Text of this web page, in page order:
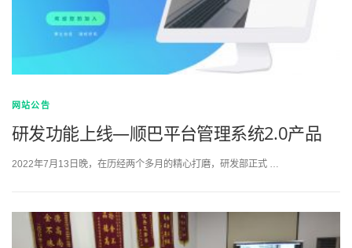
网站公告
研发功能上线—顺巴平台管理系统2.0产品
2022年7月13日晚，在历经两个多月的精心打磨，研发部正式 …